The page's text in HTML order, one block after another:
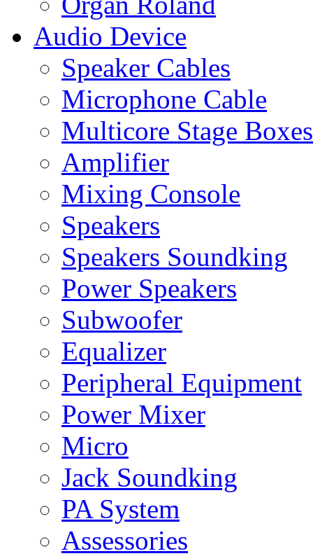
Audio Device
Speaker Cables
Microphone Cable
Multicore Stage Boxes
Amplifier
Mixing Console
Speakers
Speakers Soundking
Power Speakers
Subwoofer
Equalizer
Peripheral Equipment
Power Mixer
Micro
Jack Soundking
PA System
Assessories